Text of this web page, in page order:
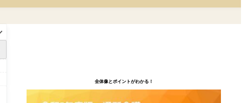
全体像とポイントがわかる！